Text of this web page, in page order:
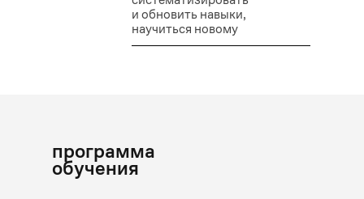
и обновить навыки,
научиться новому
программа
обучения